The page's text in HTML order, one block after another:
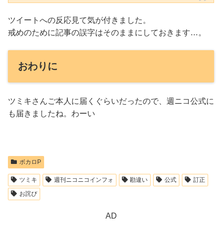
ツイートへの反応見て気が付きました。
戒めのために記事の誤字はそのままにしておきます…。
おわりに
ツミキさんご本人に届くぐらいだったので、週ニコ公式に
も届きましたね。わーい
ボカロP
ツミキ 週刊ニコニコインフォ 勘違い 公式
訂正
お詫び
AD